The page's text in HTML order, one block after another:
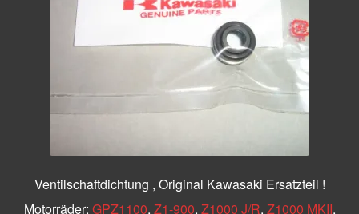
Ventilschaftdichtung , Original Kawasaki Ersatzteil !
Motorräder: GPZ1100, Z1-900, Z1000 J/R, Z1000 MKII,